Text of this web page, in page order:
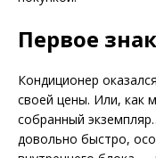
Первое
Кондиционер
своей цены. Или, как
собранный
довольно быстро,